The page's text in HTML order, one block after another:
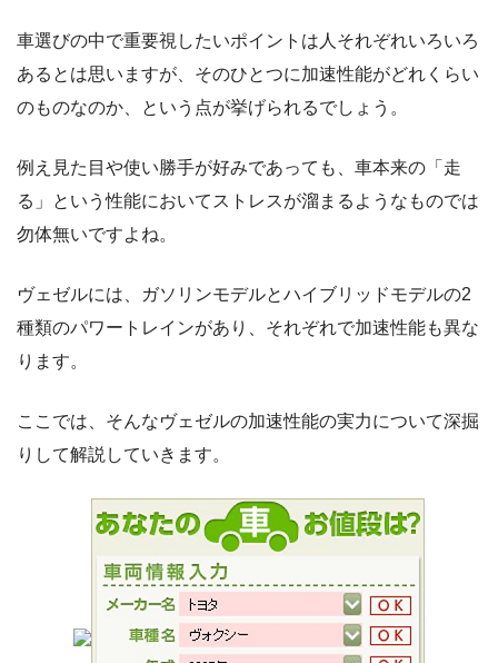
車選びの中で重要視したいポイントは人それぞれいろいろ
あるとは思いますが、そのひとつに加速性能がどれくらい
のものなのか、という点が挙げられるでしょう。
例え見た目や使い勝手が好みであっても、車本来の「走
る」という性能においてストレスが溜まるようなものでは
勿体無いですよね。
ヴェゼルには、ガソリンモデルとハイブリッドモデルの2
種類のパワートレインがあり、それぞれで加速性能も異な
ります。
ここでは、そんなヴェゼルの加速性能の実力について深掘
りして解説していきます。